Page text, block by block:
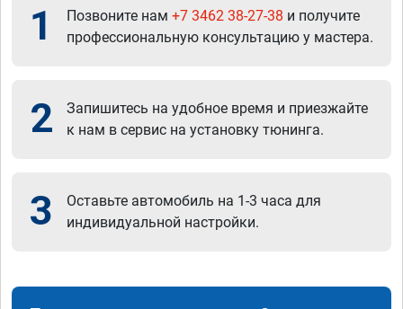
1 Позвоните нам +7 3462 38-27-38 и получите
профессиональную консультацию у мастера.
2
Запишитесь на удобное время и приезжайте
к нам в сервис на установку тюнинга.
3
Оставьте автомобиль на 1-3 часа для
индивидуальной настройки.